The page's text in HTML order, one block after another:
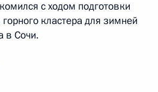
с ходом подготовки
кластера для зимней
в Сочи.